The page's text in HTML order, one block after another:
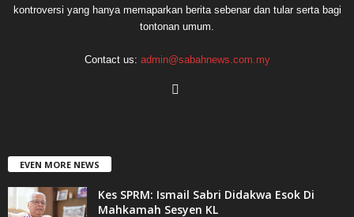
kontroversi yang hanya memaparkan berita sebenar dan tular serta bagi
tontonan umum.
Contact us: admin@sabahnews.com.my
EVEN MORE NEWS
Kes SPRM: Ismail Sabri Didakwa Esok Di
Mahkamah Sesyen KL